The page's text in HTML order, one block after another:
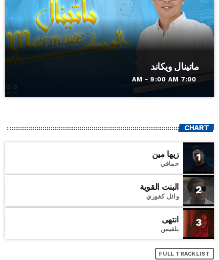
ماتينال ويكاند
7:00 AM - 9:00 AM
CHART
1 زيها مين
حماقي
2 البنت القوية
وائل كفوري
3 انتهى
بلقيس
FULL TRACKLIST